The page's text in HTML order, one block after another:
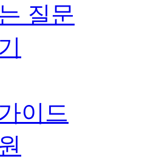
질문
이드